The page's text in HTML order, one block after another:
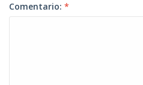
Comentario: *